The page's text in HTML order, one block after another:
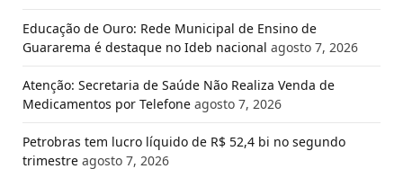
Educação de Ouro: Rede Municipal de Ensino de
Guararema é destaque no Ideb nacional agosto 7, 2026
Atenção: Secretaria de Saúde Não Realiza Venda de
Medicamentos por Telefone agosto 7, 2026
Petrobras tem lucro líquido de R$ 52,4 bi no segundo
trimestre agosto 7, 2026